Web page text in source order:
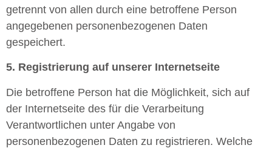
getrennt von allen durch eine betroffene Person
angegebenen personenbezogenen Daten
gespeichert.
5. Registrierung auf unserer Internetseite
Die betroffene Person hat die Möglichkeit, sich auf
der Internetseite des für die Verarbeitung
Verantwortlichen unter Angabe von
personenbezogenen Daten zu registrieren. Welche